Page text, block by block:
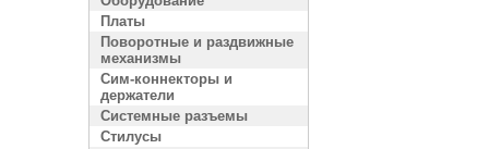
Платы
Поворотные и раздвижные
механизмы
Сим-коннекторы и
держатели
Системные разъемы
Стилусы